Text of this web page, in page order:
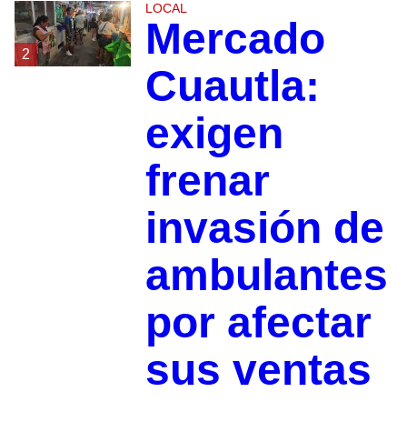
2
LOCAL
Mercado
Cuautla:
exigen
frenar
invasión de
ambulantes
por afectar
sus ventas